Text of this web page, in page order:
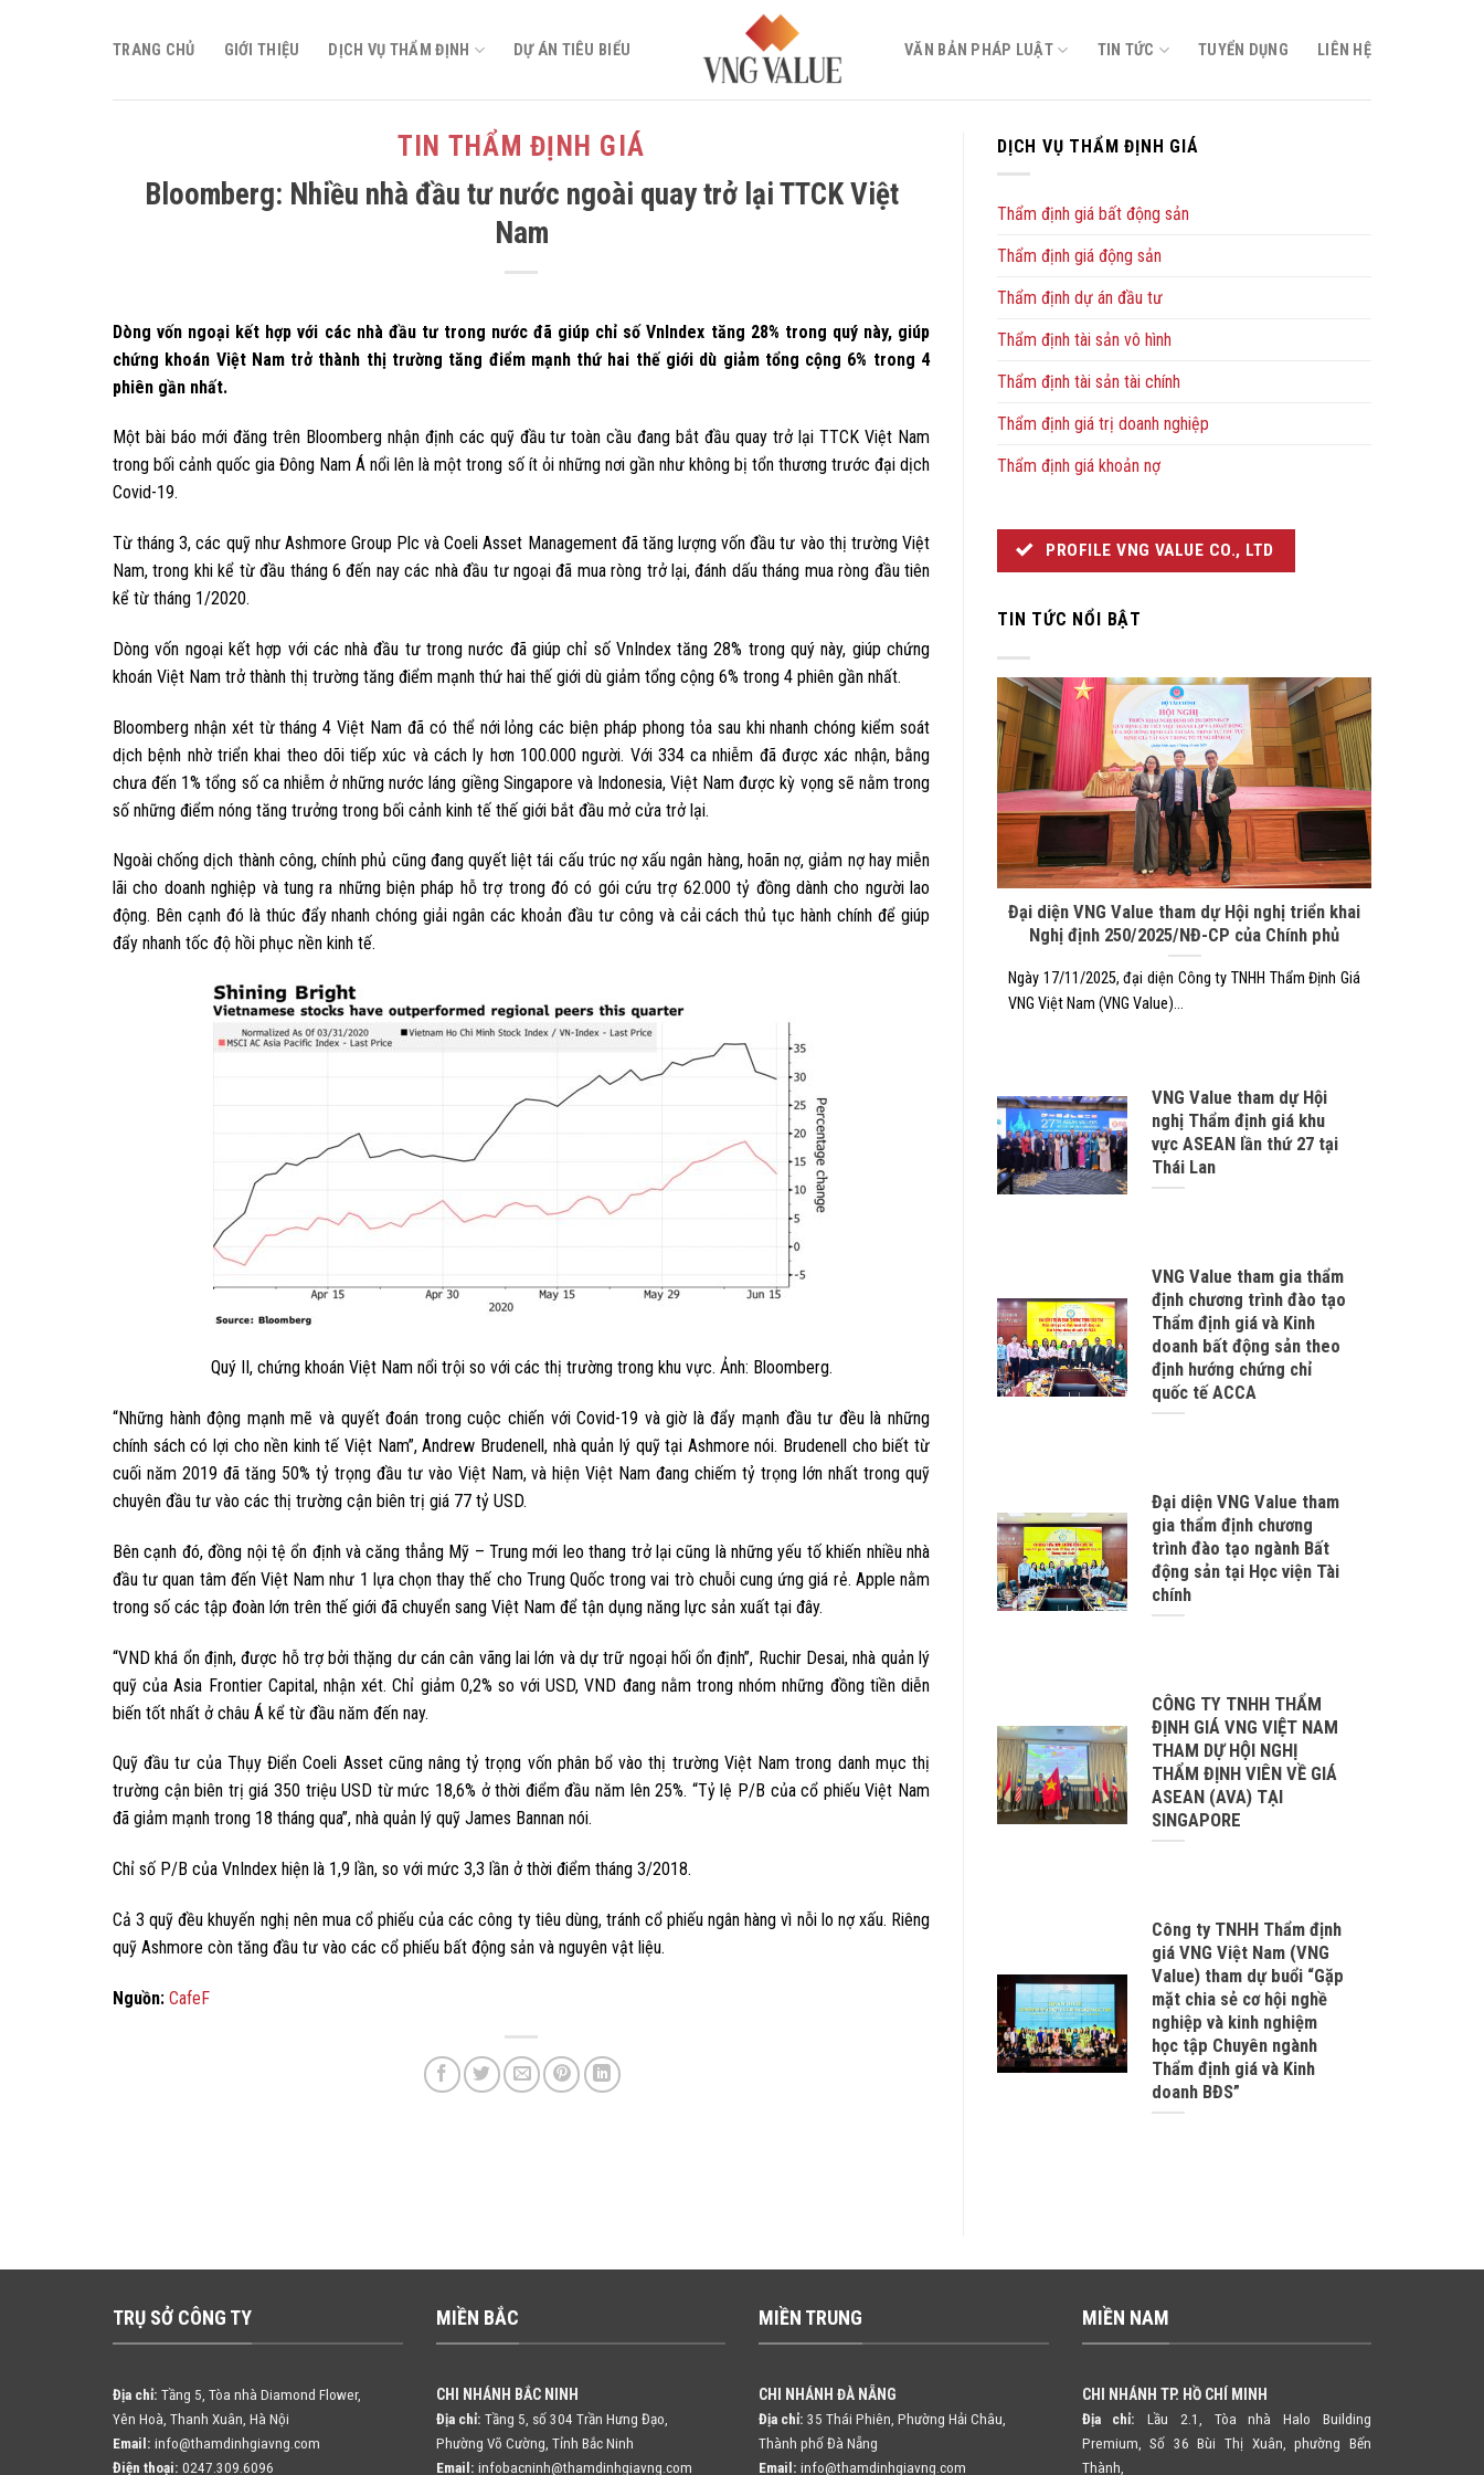
TRANG CHỦ GIỚI THIỆU DỊCH VỤ THẨM ĐỊNH DỰ ÁN TIÊU BIỂU VĂN BẢN PHÁP LUẬT TIN TỨC TUYỂN DỤNG LIÊN HỆ
TIN THẨM ĐỊNH GIÁ
Bloomberg: Nhiều nhà đầu tư nước ngoài quay trở lại TTCK Việt
Nam
Dòng vốn ngoại kết hợp với các nhà đầu tư trong nước đã giúp chỉ số VnIndex tăng 28% trong quý này, giúp
chứng khoán Việt Nam trở thành thị trường tăng điểm mạnh thứ hai thế giới dù giảm tổng cộng 6% trong 4
phiên gần nhất.
Một bài báo mới đăng trên Bloomberg nhận định các quỹ đầu tư toàn cầu đang bắt đầu quay trở lại TTCK Việt Nam
trong bối cảnh quốc gia Đông Nam Á nổi lên là một trong số ít ỏi những nơi gần như không bị tổn thương trước đại dịch
Covid-19.
Từ tháng 3, các quỹ như Ashmore Group Plc và Coeli Asset Management đã tăng lượng vốn đầu tư vào thị trường Việt
Nam, trong khi kể từ đầu tháng 6 đến nay các nhà đầu tư ngoại đã mua ròng trở lại, đánh dấu tháng mua ròng đầu tiên
kể từ tháng 1/2020.
Dòng vốn ngoại kết hợp với các nhà đầu tư trong nước đã giúp chỉ số VnIndex tăng 28% trong quý này, giúp chứng
khoán Việt Nam trở thành thị trường tăng điểm mạnh thứ hai thế giới dù giảm tổng cộng 6% trong 4 phiên gần nhất.
Bloomberg nhận xét từ tháng 4 Việt Nam đã có thể nới lỏng các biện pháp phong tỏa sau khi nhanh chóng kiểm soát
dịch bệnh nhờ triển khai theo dõi tiếp xúc và cách ly hơn 100.000 người. Với 334 ca nhiễm đã được xác nhận, bằng
chưa đến 1% tổng số ca nhiễm ở những nước láng giềng Singapore và Indonesia, Việt Nam được kỳ vọng sẽ nằm trong
số những điểm nóng tăng trưởng trong bối cảnh kinh tế thế giới bắt đầu mở cửa trở lại.
Ngoài chống dịch thành công, chính phủ cũng đang quyết liệt tái cấu trúc nợ xấu ngân hàng, hoãn nợ, giảm nợ hay miễn
lãi cho doanh nghiệp và tung ra những biện pháp hỗ trợ trong đó có gói cứu trợ 62.000 tỷ đồng dành cho người lao
động. Bên cạnh đó là thúc đẩy nhanh chóng giải ngân các khoản đầu tư công và cải cách thủ tục hành chính để giúp
đẩy nhanh tốc độ hồi phục nền kinh tế.
Quý II, chứng khoán Việt Nam nổi trội so với các thị trường trong khu vực. Ảnh: Bloomberg.
“Những hành động mạnh mẽ và quyết đoán trong cuộc chiến với Covid-19 và giờ là đẩy mạnh đầu tư đều là những
chính sách có lợi cho nền kinh tế Việt Nam”, Andrew Brudenell, nhà quản lý quỹ tại Ashmore nói. Brudenell cho biết từ
cuối năm 2019 đã tăng 50% tỷ trọng đầu tư vào Việt Nam, và hiện Việt Nam đang chiếm tỷ trọng lớn nhất trong quỹ
chuyên đầu tư vào các thị trường cận biên trị giá 77 tỷ USD.
Bên cạnh đó, đồng nội tệ ổn định và căng thẳng Mỹ – Trung mới leo thang trở lại cũng là những yếu tố khiến nhiều nhà
đầu tư quan tâm đến Việt Nam như 1 lựa chọn thay thế cho Trung Quốc trong vai trò chuỗi cung ứng giá rẻ. Apple nằm
trong số các tập đoàn lớn trên thế giới đã chuyển sang Việt Nam để tận dụng năng lực sản xuất tại đây.
“VND khá ổn định, được hỗ trợ bởi thặng dư cán cân vãng lai lớn và dự trữ ngoại hối ổn định”, Ruchir Desai, nhà quản lý
quỹ của Asia Frontier Capital, nhận xét. Chỉ giảm 0,2% so với USD, VND đang nằm trong nhóm những đồng tiền diễn
biến tốt nhất ở châu Á kể từ đầu năm đến nay.
Quỹ đầu tư của Thụy Điển Coeli Asset cũng nâng tỷ trọng vốn phân bổ vào thị trường Việt Nam trong danh mục thị
trường cận biên trị giá 350 triệu USD từ mức 18,6% ở thời điểm đầu năm lên 25%. “Tỷ lệ P/B của cổ phiếu Việt Nam
đã giảm mạnh trong 18 tháng qua”, nhà quản lý quỹ James Bannan nói.
Chỉ số P/B của VnIndex hiện là 1,9 lần, so với mức 3,3 lần ở thời điểm tháng 3/2018.
Cả 3 quỹ đều khuyến nghị nên mua cổ phiếu của các công ty tiêu dùng, tránh cổ phiếu ngân hàng vì nỗi lo nợ xấu. Riêng
quỹ Ashmore còn tăng đầu tư vào các cổ phiếu bất động sản và nguyên vật liệu.
Nguồn: CafeF
DỊCH VỤ THẨM ĐỊNH GIÁ
Thẩm định giá bất động sản
Thẩm định giá động sản
Thẩm định dự án đầu tư
Thẩm định tài sản vô hình
Thẩm định tài sản tài chính
Thẩm định giá trị doanh nghiệp
Thẩm định giá khoản nợ
PROFILE VNG VALUE CO., LTD
TIN TỨC NỔI BẬT
Đại diện VNG Value tham dự Hội nghị triển khai
Nghị định 250/2025/NĐ-CP của Chính phủ
Ngày 17/11/2025, đại diện Công ty TNHH Thẩm Định Giá
VNG Việt Nam (VNG Value)...
VNG Value tham dự Hội
nghị Thẩm định giá khu
vực ASEAN lần thứ 27 tại
Thái Lan
VNG Value tham gia thẩm
định chương trình đào tạo
Thẩm định giá và Kinh
doanh bất động sản theo
định hướng chứng chỉ
quốc tế ACCA
Đại diện VNG Value tham
gia thẩm định chương
trình đào tạo ngành Bất
động sản tại Học viện Tài
chính
CÔNG TY TNHH THẨM
ĐỊNH GIÁ VNG VIỆT NAM
THAM DỰ HỘI NGHỊ
THẨM ĐỊNH VIÊN VỀ GIÁ
ASEAN (AVA) TẠI
SINGAPORE
Công ty TNHH Thẩm định
giá VNG Việt Nam (VNG
Value) tham dự buổi “Gặp
mặt chia sẻ cơ hội nghề
nghiệp và kinh nghiệm
học tập Chuyên ngành
Thẩm định giá và Kinh
doanh BĐS”
TRỤ SỞ CÔNG TY
Địa chỉ: Tầng 5, Tòa nhà Diamond Flower,
Yên Hoà, Thanh Xuân, Hà Nội
Email: info@thamdinhgiavng.com
Điện thoại: 0247.309.6096
MIỀN BẮC
CHI NHÁNH BẮC NINH
Địa chỉ: Tầng 5, số 304 Trần Hưng Đạo,
Phường Võ Cường, Tỉnh Bắc Ninh
Email: infobacninh@thamdinhgiavng.com
MIỀN TRUNG
CHI NHÁNH ĐÀ NẴNG
Địa chỉ: 35 Thái Phiên, Phường Hải Châu,
Thành phố Đà Nẵng
Email: info@thamdinhgiavng.com
MIỀN NAM
CHI NHÁNH TP. HỒ CHÍ MINH
Địa chỉ: Lầu 2.1, Tòa nhà Halo Building
Premium, Số 36 Bùi Thị Xuân,phường Bến
Thành,